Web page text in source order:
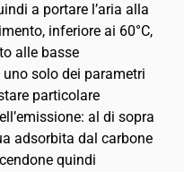
a portare l’aria alla
inferiore ai 60°C,
alle basse
solo dei parametri
particolare
al di sopra
adsorbita dal carbone
quindi